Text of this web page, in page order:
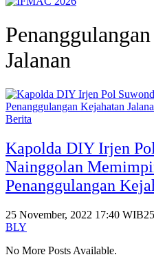
Jalanan
Berita
Kapolda DIY Irjen
Nainggolan
Penanggulangan
25 November, 2022 17:40 WIB
BLY
No More Posts Available.